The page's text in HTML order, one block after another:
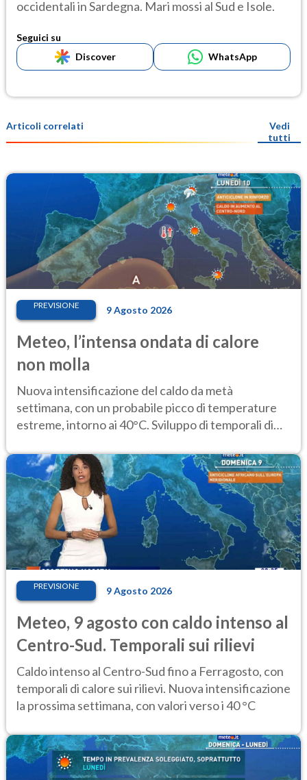
occidentali in Sardegna. Mari mossi al Sud e Isole.
Seguici su
Discover
WhatsApp
Articoli correlati
Vedi
tutti
PREVISIONE 9 Agosto 2026
Meteo, l’intensa ondata di calore
non molla
Nuova intensificazione del caldo da metà
settimana, con un probabile picco di temperature
estreme, intorno ai 40°C. Sviluppo di temporali di
PREVISIONE 9 Agosto 2026
Meteo, 9 agosto con caldo intenso al
Centro-Sud. Temporali sui rilievi
Caldo intenso al Centro-Sud fino a Ferragosto, con
temporali di calore sui rilievi. Nuova intensificazione
la prossima settimana, con valori verso i 40 °C